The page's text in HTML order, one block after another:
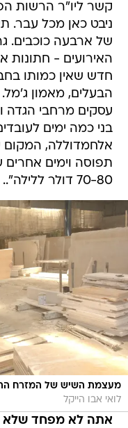
קשר ליו"ר הרשות
של ארבעה כוכבים.
האירועים - חתונות
חדש שאין כמותו
הבעלים, מאמון
עסקים מרחבי הגדה
בני כמה ימים
אלחמדוללה, המקום
תפוסה וימים
70-80 דולר ללילה"..
מעצמת השיש של המזרח
לואי אבו הייקל
אתה לא מפחד שלא